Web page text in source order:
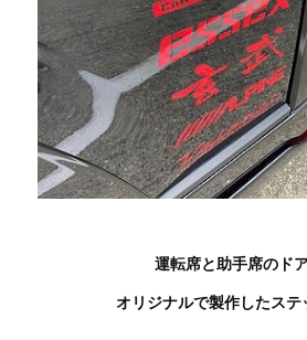
運転席と助手席のド
オリジナルで製作したステ